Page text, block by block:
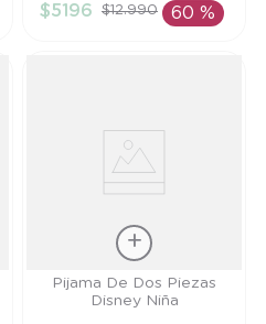
$5196 $12.990 60 %
TallaPijama De Dos Piezas
Disney Niña